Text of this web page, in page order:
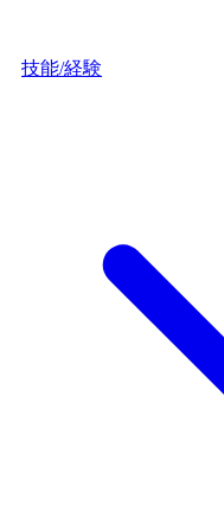
技能/経験